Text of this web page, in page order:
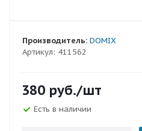
Артикул: 411562
Производитель: DOMIX
380 руб./шт
Есть в наличии